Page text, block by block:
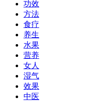
功效
方法
食疗
养生
水果
营养
女人
湿气
效果
中医